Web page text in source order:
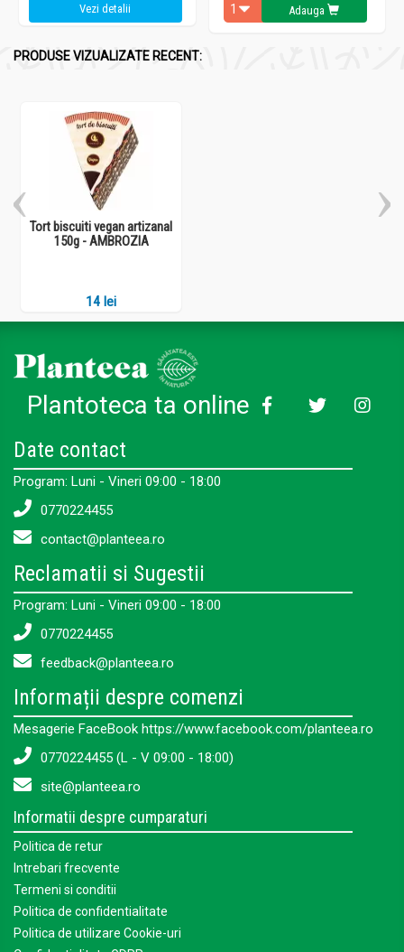
Vezi detalii Adauga
PRODUSE VIZUALIZATE RECENT:
Tort biscuiti vegan artizanal
150g - AMBROZIA
14 lei
Plantoteca ta online
Date contact
Program: Luni - Vineri 09:00 - 18:00
0770224455
contact@planteea.ro
Reclamatii si Sugestii
Program: Luni - Vineri 09:00 - 18:00
0770224455
feedback@planteea.ro
Informații despre comenzi
Mesagerie FaceBook https://www.facebook.com/planteea.ro
0770224455 (L - V 09:00 - 18:00)
site@planteea.ro
Informatii despre cumparaturi
Politica de retur
Intrebari frecvente
Termeni si conditii
Politica de confidentialitate
Politica de utilizare Cookie-uri